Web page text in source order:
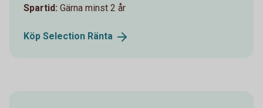
Spartid: Gärna minst 2 år
Köp Selection Ränta